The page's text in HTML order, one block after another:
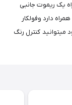
یک ریموت جانبی
دارد وفولکار
میتوانید کنترل رنگ